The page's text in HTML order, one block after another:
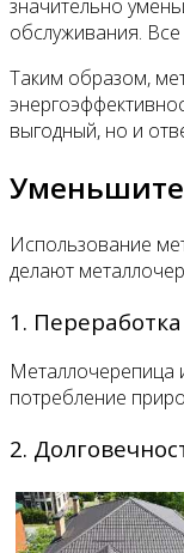
значительно
обслуживания.
Таким образом,
выгодный, но и
Уменьшите
Использование
делают
1.
Металлочерепица
потребление
2.